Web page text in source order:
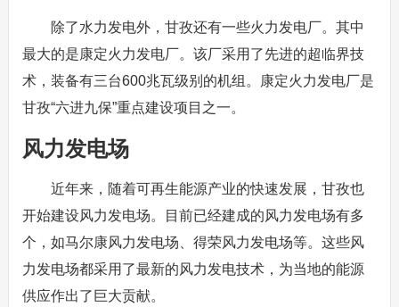
除了水力发电外，甘孜还有一些火力发电厂。其中
最大的是康定火力发电厂。该厂采用了先进的超临界技
术，装备有三台600兆瓦级别的机组。康定火力发电厂是
甘孜“六进九保”重点建设项目之一。
风力发电场
近年来，随着可再生能源产业的快速发展，甘孜也
开始建设风力发电场。目前已经建成的风力发电场有多
个，如马尔康风力发电场、得荣风力发电场等。这些风
力发电场都采用了最新的风力发电技术，为当地的能源
供应作出了巨大贡献。